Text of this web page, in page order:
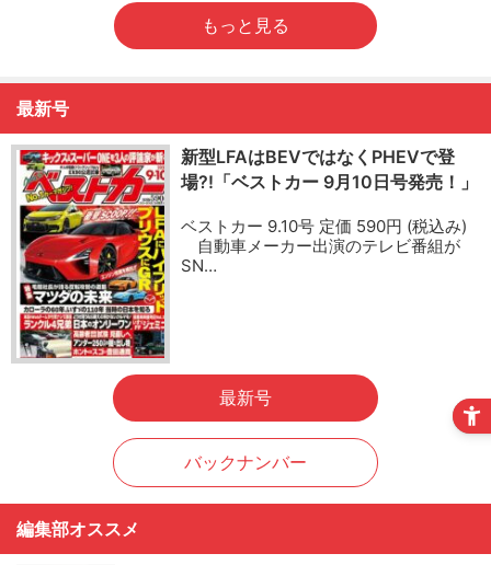
もっと見る
最新号
新型LFAはBEVではなくPHEVで登
場?!「ベストカー 9月10日号発売！」
ベストカー 9.10号 定価 590円 (税込み)
自動車メーカー出演のテレビ番組が
SN…
最新号
バックナンバー
編集部オススメ